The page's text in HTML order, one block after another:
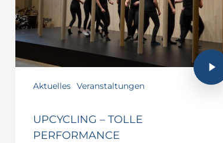
Aktuelles Veranstaltungen
UPCYCLING – TOLLE
PERFORMANCE